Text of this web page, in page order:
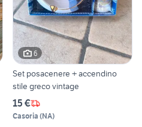
6
Set posacenere + accendino
stile greco vintage
15 €
Casoria (NA)